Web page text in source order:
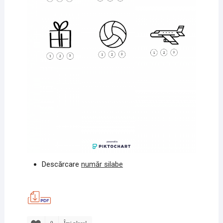
Descărcare număr silabe